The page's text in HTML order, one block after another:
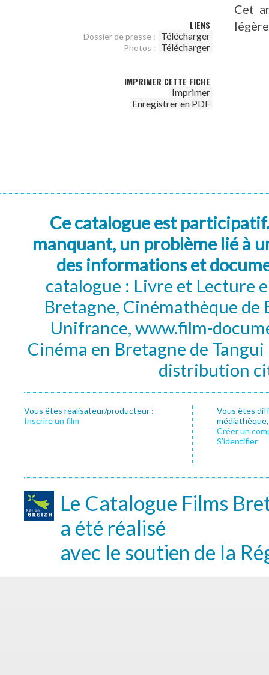
LIENS
Dossier de presse : Télécharger
Photos : Télécharger
IMPRIMER CETTE FICHE
Imprimer
Enregistrer en PDF
Cet
Ce catalogue est
manquant, un problème lié à
des informations et
catalogue : Livre et Lecture
Bretagne, Cinémathèque de
Unifrance, www.film-
Cinéma en Bretagne de
distribution
Vous êtes réalisateur/producteur :
Inscrire un film
Vous êtes
Créer un
S’identifier
Le Catalogue Films
a été réalisé
avec le soutien de la